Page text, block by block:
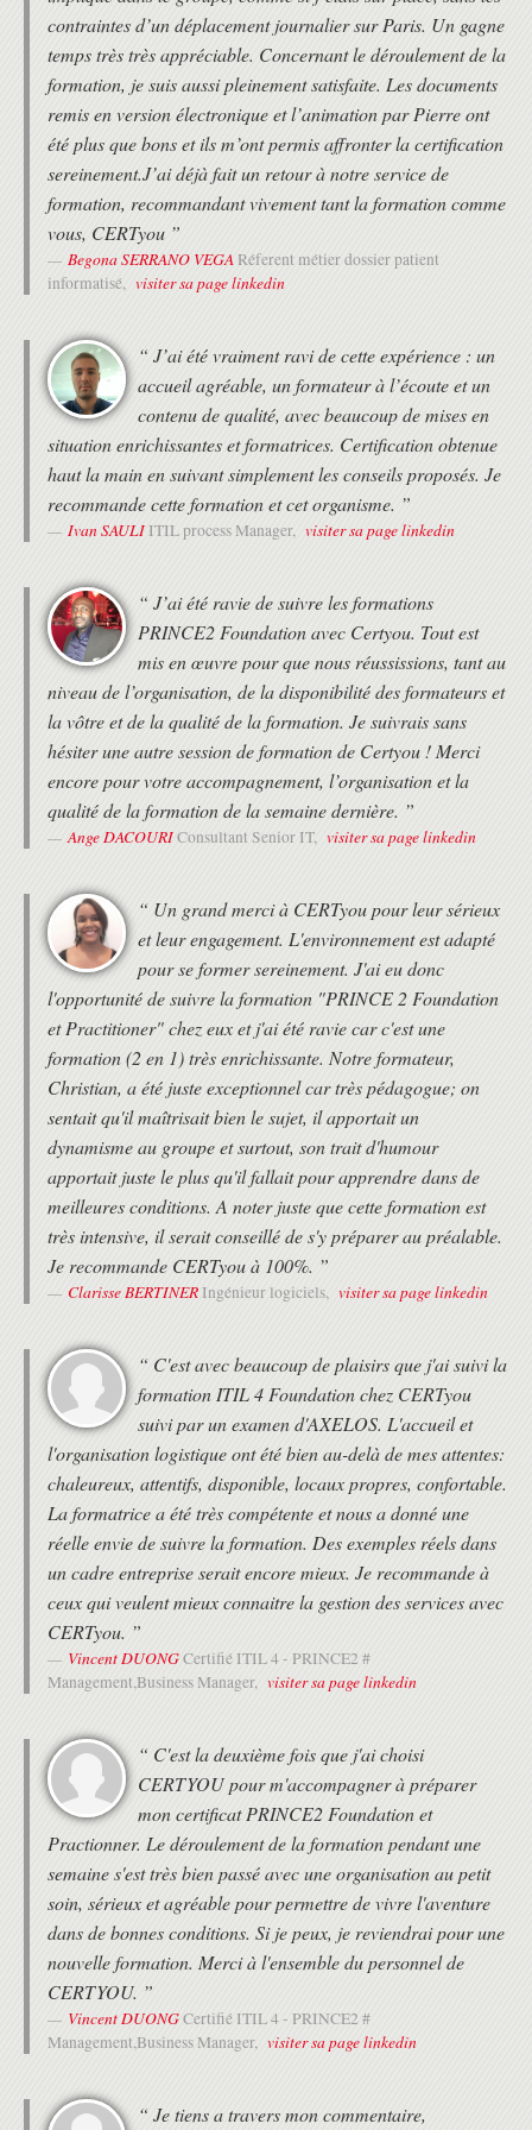
ETUDE DE CAS : CAMPAGNE DE SENSIBILISATION DE L'ORGANISATION
CARITATIVE NOWBYOU SUR LA DISCRIMINATION À L'ENCONTRE DES
GROUPES MARGINALISÉS
Parties abordées : principes, personnes, organisation, cas d'affaire,
élaborer le processus, diriger le projet, initialiser le projet, plans,
qualité, risques, incidences, progression, contrôler une séquence,
gérer la livraison des produits, gérer une limite de séquence,
clore le projet.
LA CERTIFICATION PRINCE2® PRACTITIONER
Examen blanc dans les conditions réelles de la certification
Practitioner. Corrections des réponses fausses, argumentation.
Révisions pour l'examen PRINCE 2® du premier au dernier jour.
Présentation des typologies de questions posées à l'examen.
Conseils sur l'organisation pendant l'examen.
Gestion du temps.
Utilisation du manuel PRINCE 2®.
Procédures administratives.
Passage de l'examen PRINCE 2® Practitioner en ligne après la
formation.
Assurance Take² incluse(2eme passage
Cet examen de certification Prince2® Practitioner consiste en un
QCM de 9 questions.
Chaque question vaut 12 points (note maximum : 108). Vous
êtes autorisé à consulter votre manuel PRINCE2® lors de
l'examen (seul document autorisé)
Echanges, Questions sur les problèmes posés pendant la
certification, les modalités de réponse.
S'il devait y avoir un échec au 1er passage de cet examen
PRINCE2 Practitioner, une assurance est incluse pour repasser
l'examen en ligne.
• Formation avec un Expert Formateur (pas de vidéos pré-
enregistrées).
• Formation organisée au choix du stagiaire :
- en présentiel au 37 RUE DE LIEGE à PARIS
- en distanciel, en utilisant l'outil Zoom, aux horaires de la formation
(heure de Paris)
- en Alternance, c'est à dire à la carte entre le présentiel et le
distanciel. Cette solution est très appréciée des franciliens pour
s'adapter à leurs contraintes.
DEROULEMENT
• Les horaires de fin de journée sont adaptés en fonction des
horaires des trains ou des avions des différents participants.
• Cette formation est organisée pour un maximum de 14 participants.
contraintes d’un déplacement journalier sur Paris. Un gagne
temps très très appréciable. Concernant le déroulement de la
formation, je suis aussi pleinement satisfaite. Les documents
remis en version électronique et l’animation par Pierre ont
été plus que bons et ils m’ont permis affronter la certification
sereinement.J’ai déjà fait un retour à notre service de
formation, recommandant vivement tant la formation comme
vous, CERTyou ”
Begona SERRANO VEGA Réferent métier dossier patient
informatisé, visiter sa page linkedin
“ J’ai été vraiment ravi de cette expérience : un
accueil agréable, un formateur à l’écoute et un
contenu de qualité, avec beaucoup de mises en
situation enrichissantes et formatrices. Certification obtenue
haut la main en suivant simplement les conseils proposés. Je
recommande cette formation et cet organisme. ”
Ivan SAULI ITIL process Manager, visiter sa page linkedin
“ J’ai été ravie de suivre les formations
PRINCE2 Foundation avec Certyou. Tout est
mis en œuvre pour que nous réussissions, tant au
niveau de l’organisation, de la disponibilité des formateurs et
la vôtre et de la qualité de la formation. Je suivrais sans
hésiter une autre session de formation de Certyou ! Merci
encore pour votre accompagnement, l’organisation et la
qualité de la formation de la semaine dernière. ”
Ange DACOURIConsultant Senior IT, visiter sa page linkedin
“ Un grand merci à CERTyou pour leur sérieux
et leur engagement. L'environnement est adapté
pour se former sereinement. J'ai eu donc
l'opportunité de suivre la formation "PRINCE 2 Foundation
et Practitioner" chez eux et j'ai été ravie car c'est une
formation (2 en 1) très enrichissante. Notre formateur,
Christian, a été juste exceptionnel car très pédagogue; on
sentait qu'il maîtrisait bien le sujet, il apportait un
dynamisme au groupe et surtout, son trait d'humour
apportait juste le plus qu'il fallait pour apprendre dans de
meilleures conditions. A noter juste que cette formation est
très intensive, il serait conseillé de s'y préparer au préalable.
Je recommande CERTyou à 100%. ”
Clarisse BERTINERIngénieur logiciels, visiter sa page linkedin
“ C'est avec beaucoup de plaisirs que j'ai suivi la
formation ITIL 4 Foundation chez CERTyou
suivi par un examen d'AXELOS. L'accueil et
l'organisation logistique ont été bien au-delà de mes attentes:
chaleureux, attentifs, disponible, locaux propres, confortable.
La formatrice a été très compétente et nous a donné une
réelle envie de suivre la formation. Des exemples réels dans
un cadre entreprise serait encore mieux. Je recommande à
ceux qui veulent mieux connaitre la gestion des services avec
CERTyou. ”
Vincent DUONGCertifié ITIL 4 - PRINCE2 #
Management,Business Manager, visiter sa page linkedin
“ C'est la deuxième fois que j'ai choisi
CERTYOU pour m'accompagner à préparer
mon certificat PRINCE2 Foundation et
Practionner. Le déroulement de la formation pendant une
semaine s'est très bien passé avec une organisation au petit
soin, sérieux et agréable pour permettre de vivre l'aventure
dans de bonnes conditions. Si je peux, je reviendrai pour une
nouvelle formation. Merci à l'ensemble du personnel de
CERTYOU. ”
Vincent DUONGCertifié ITIL 4 - PRINCE2 #
Management,Business Manager, visiter sa page linkedin
“ Je tiens a travers mon commentaire,